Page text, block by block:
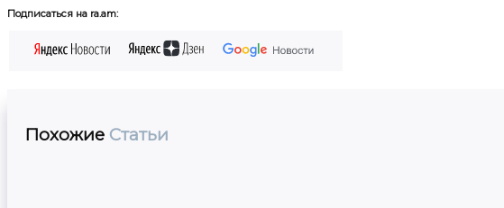
Подписаться на ra.am:
Похожие Статьи